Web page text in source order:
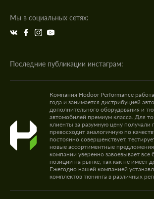
Мы в социальных сетях:
Последние публикации инстаграм:
Компания Hodoor Performance
года и занимается дистрибуцией
дополнительного оборудования и
автомобилей премиум класса. Для
клиенты за разумную цену получали
превосходит аналогичную по
постоянно совершенствует,
новые ассортиментные
компании уверенно завоевывает все
позиции на рынке, так как не имеет
Ежегодно нашей компанией
комплектов тюнинга в различных